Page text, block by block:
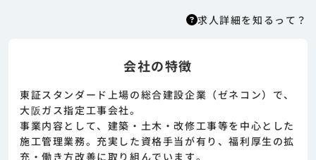
求人詳細を知るって？
求人詳細を知るって？
人紹介サービスのため、 応募に際してはまずエ
ージェントとの面談が必要になります。そのた
めまずは求人への興味有無を面談等で確認致し
ます。その後正式な求人応募へと進んでいただ
会社の特徴
東証スタンダード上場の総合建設企業（ゼネコン）で、
大阪ガス指定工事会社。
事業内容として、建築・土木・改修工事等を中心とした
施工管理業務。充実した資格手当が有り、福利厚生の拡
充・働き方改善に取り組んでいます。